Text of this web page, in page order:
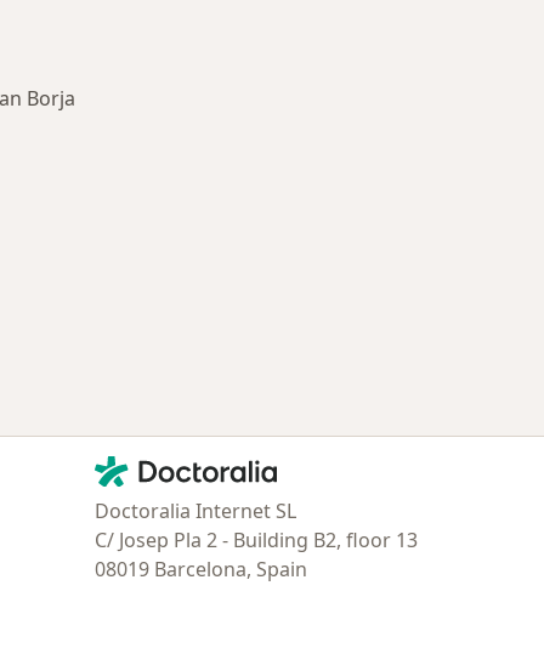
Borja
Contacto
Doctoralia - Página de inicio
Doctoralia Internet SL
C/ Josep Pla 2 - Building B2, floor 13
08019 Barcelona, Spain